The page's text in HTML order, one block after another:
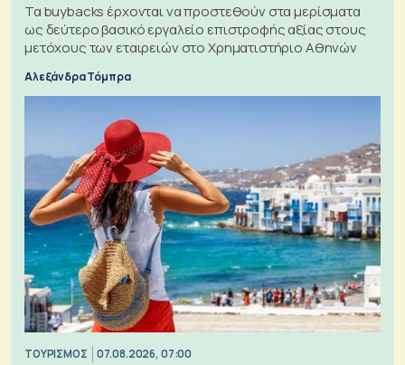
Τα buybacks έρχονται να προστεθούν στα μερίσματα
ως δεύτερο βασικό εργαλείο επιστροφής αξίας στους
μετόχους των εταιρειών στο Χρηματιστήριο Αθηνών
Αλεξάνδρα Τόμπρα
ΤΟΥΡΙΣΜΟΣ 07.08.2026, 07:00